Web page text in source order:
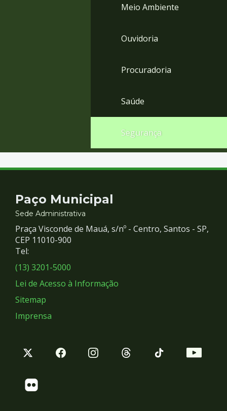
Meio Ambiente
Ouvidoria
Procuradoria
Saúde
Segurança
Contato
e
Redes
Sociais
Paço Municipal
Sede Administrativa
Praça Visconde de Mauá, s/nº - Centro, Santos - SP,
CEP 11010-900
Tel:
(13) 3201-5000
Lei de Acesso à Informação
Sitemap
Imprensa